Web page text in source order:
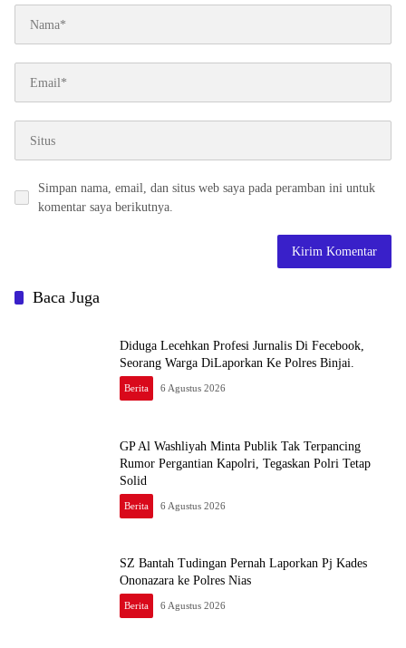
Simpan nama, email, dan situs web saya pada peramban ini untuk
komentar saya berikutnya.
Baca Juga
Diduga Lecehkan Profesi Jurnalis Di Fecebook,
Seorang Warga DiLaporkan Ke Polres Binjai.
Berita 6 Agustus 2026
GP Al Washliyah Minta Publik Tak Terpancing
Rumor Pergantian Kapolri, Tegaskan Polri Tetap
Solid
Berita 6 Agustus 2026
SZ Bantah Tudingan Pernah Laporkan Pj Kades
Ononazara ke Polres Nias
Berita 6 Agustus 2026